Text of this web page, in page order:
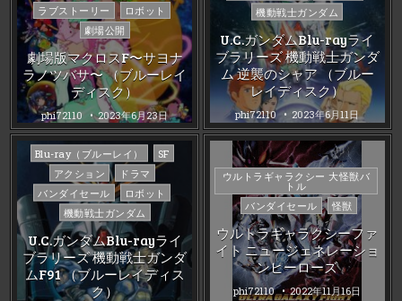
ラブストーリー
ロボット
劇場公開
劇場版マクロスF〜サヨナ
ラノツバサ〜 （ブルーレイ
ディスク）
phi72110 2023年6月23日
機動戦士ガンダム
U.C.ガンダムBlu-rayライ
ブラリーズ 機動戦士ガンダ
ム 逆襲のシャア （ブルー
レイディスク）
phi72110 2023年6月11日
Posted
Blu-ray（ブルーレイ）
SF
アクション
ドラマ
バンダイセール
ロボット
機動戦士ガンダム
U.C.ガンダムBlu-rayライ
ブラリーズ 機動戦士ガンダ
ムF91 （ブルーレイディス
ク）
Posted
in
ウルトラギャラクシー 大怪獣バ
トル
バンダイセール
怪獣
ウルトラギャラクシーファ
イト ニュージェネレーショ
ンヒーローズ
phi72110 2022年11月16日